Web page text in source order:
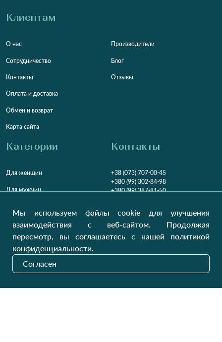
Клиентам
О нас
Сотрудничество
Контакты
Оплата и доставка
Обмен и возврат
Карта сайта
Производители
Блог
Отзывы
Категории
Для женщин
Для мужчин
Домашний текстиль
Контакты
+38 (073) 707-00-45
+380 (99) 302-84-98
+380 (99) 387-81-50
Пн-Пт9:00 - 16:00
Cб-Вс
НДВихідний
Открыть на карте
Наши обновления
Мы используем файлы cookie для улучшения
взаимодействия с веб-сайтом. Продолжая
пересмотр, вы соглашаетесь с нашей политикой
конфиденциальности.
Согласен